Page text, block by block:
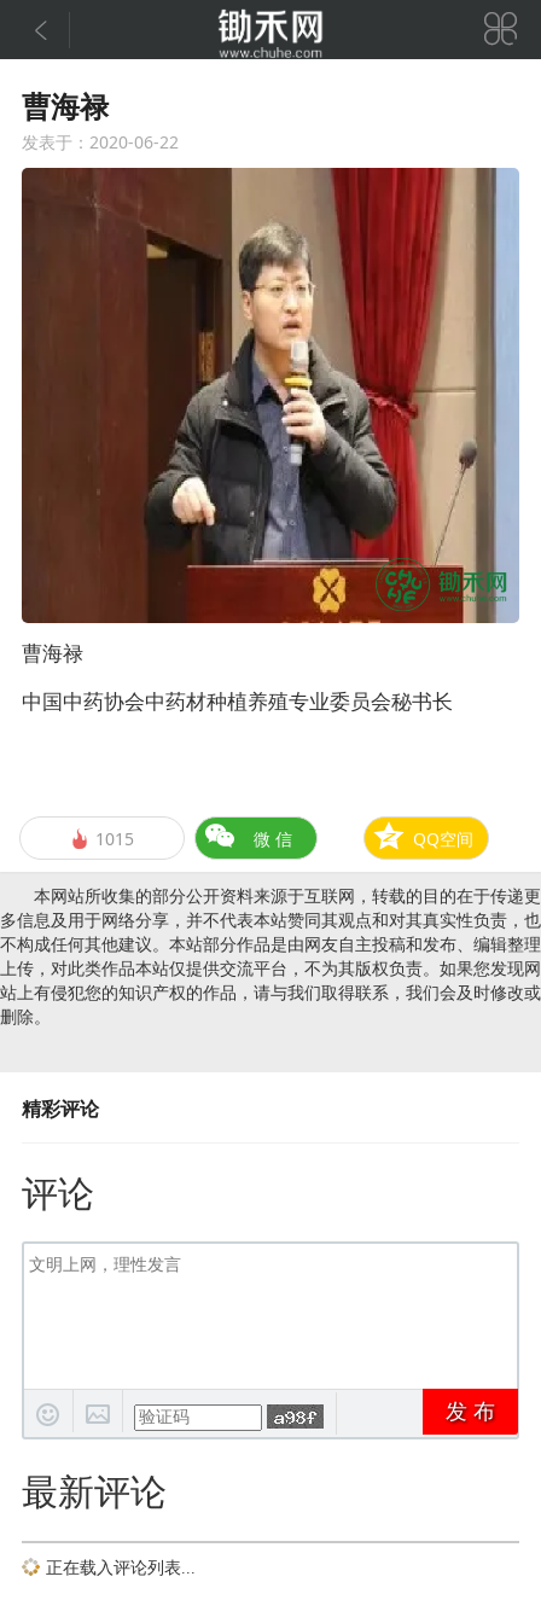
 
曹海禄
发表于：2020-06-22
曹海禄
中国中药协会中药材种植养殖专业委员会秘书长
 1015 微 信 QQ空间
本网站所收集的部分公开资料来源于互联网，转载的目的在于传递更
多信息及用于网络分享，并不代表本站赞同其观点和对其真实性负责，也
不构成任何其他建议。本站部分作品是由网友自主投稿和发布、编辑整理
上传，对此类作品本站仅提供交流平台，不为其版权负责。如果您发现网
站上有侵犯您的知识产权的作品，请与我们取得联系，我们会及时修改或
删除。
精彩评论
评论
发 布
最新评论
正在载入评论列表...